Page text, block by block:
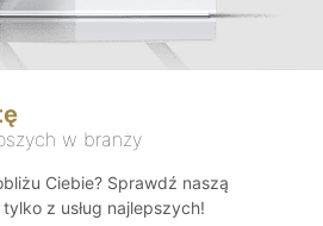
w branży
Ciebie? Sprawdź naszą
z usług najlepszych!